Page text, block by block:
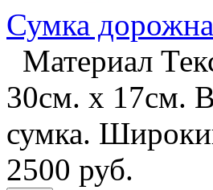
Сумка
Материал
30см. х 17см.
сумка.
2500 руб.